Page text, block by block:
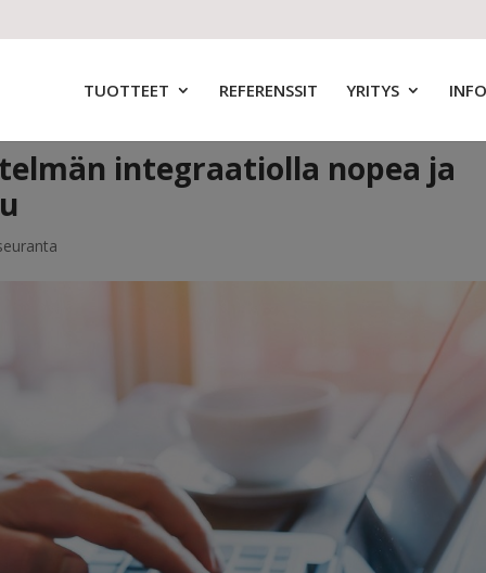
TUOTTEET REFERENSSIT YRITYS
integraatiolla nopea ja